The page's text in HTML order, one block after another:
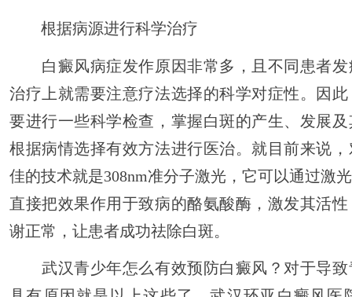
根据病源进行科学治疗
白癜风病症发作原因非常多，且不同患者发
治疗上就需要注意疗法选择的科学对症性。因
要进行一些科学检查，掌握白斑的产生、发展
根据病情选择有效方法进行医治。就目前来说
佳的技术就是308nm准分子激光，它可以通过激
直接把效果作用于致病的酪氨酸酶，激发其活
谢正常，让患者成功祛除白斑。
武汉青少年怎么有效预防白癜风？对于导致